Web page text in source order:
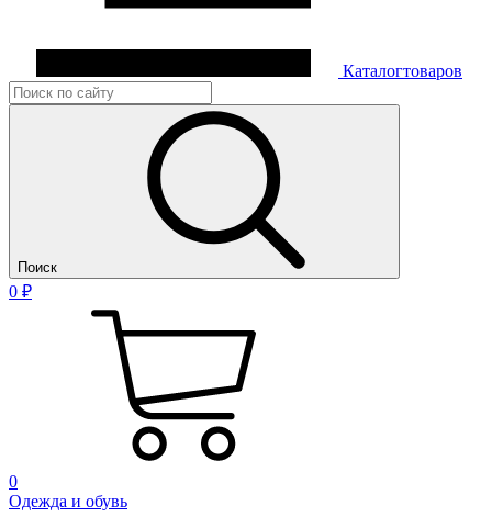
Каталогтоваров
Поиск
0 ₽
0
Одежда и обувь